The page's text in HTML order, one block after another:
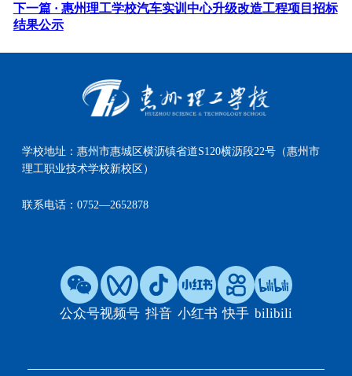
下一篇 · 惠州理工学校汽车实训中心升级改造工程项目招标
结果公示
学校地址：惠州市惠城区横沥镇省道S120横沥段22号（惠州市
理工职业技术学校新校区）
联系电话：0752—2652878
公众号视频号 抖音 小红书 快手 bilibili